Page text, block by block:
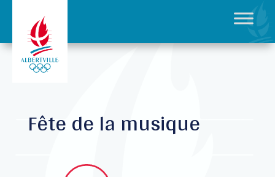
Fête de la musique